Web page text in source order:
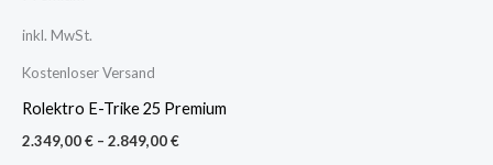
inkl. MwSt.
Kostenloser Versand
Rolektro E-Trike 25 Premium
2.349,00€ – 2.849,00€